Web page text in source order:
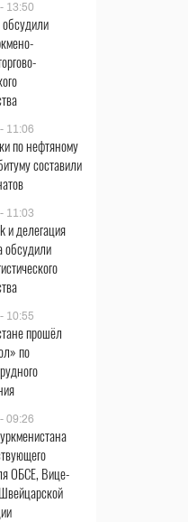
13:50
11:06
по нефтяному
составили
11:03
и делегация
обсудили
10:55
прошёл
по
09:26
ОБСЕ, Вице-